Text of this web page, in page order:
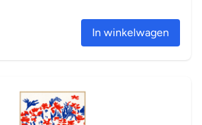
In winkelwagen